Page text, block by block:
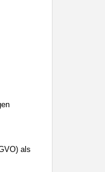
dass viele
anderen
soll, wenn
als